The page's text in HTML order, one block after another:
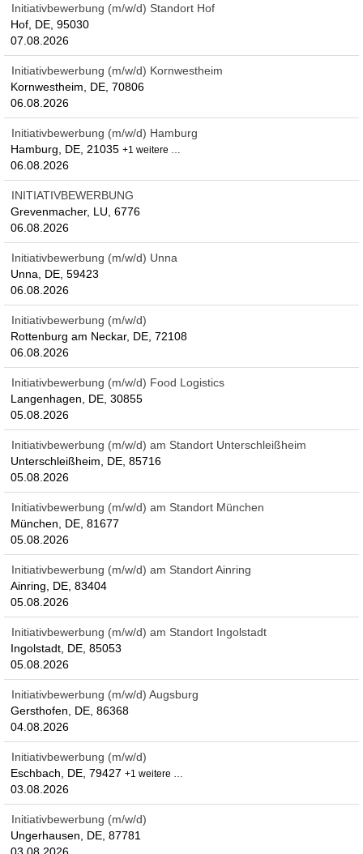
Initiativbewerbung (m/w/d) Standort Hof
Hof, DE, 95030
07.08.2026
Initiativbewerbung (m/w/d) Kornwestheim
Kornwestheim, DE, 70806
06.08.2026
Initiativbewerbung (m/w/d) Hamburg
Hamburg, DE, 21035 +1 weitere …
06.08.2026
INITIATIVBEWERBUNG
Grevenmacher, LU, 6776
06.08.2026
Initiativbewerbung (m/w/d) Unna
Unna, DE, 59423
06.08.2026
Initiativbewerbung (m/w/d)
Rottenburg am Neckar, DE, 72108
06.08.2026
Initiativbewerbung (m/w/d) Food Logistics
Langenhagen, DE, 30855
05.08.2026
Initiativbewerbung (m/w/d) am Standort Unterschleißheim
Unterschleißheim, DE, 85716
05.08.2026
Initiativbewerbung (m/w/d) am Standort München
München, DE, 81677
05.08.2026
Initiativbewerbung (m/w/d) am Standort Ainring
Ainring, DE, 83404
05.08.2026
Initiativbewerbung (m/w/d) am Standort Ingolstadt
Ingolstadt, DE, 85053
05.08.2026
Initiativbewerbung (m/w/d) Augsburg
Gersthofen, DE, 86368
04.08.2026
Initiativbewerbung (m/w/d)
Eschbach, DE, 79427 +1 weitere …
03.08.2026
Initiativbewerbung (m/w/d)
Ungerhausen, DE, 87781